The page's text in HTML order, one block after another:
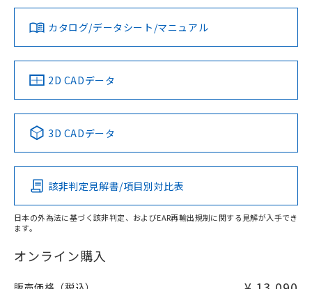
タイムチャート
上、n: 45mm以上
検出領域
ダウンロードデータをご利用いただく前に、以下を必ずお読
みください。
ソフトウェアの使用条件
対応済み
中国 RoHS 注意事項・凡例
Pb Hg Cd Cr(VI)
O
在庫等で未対応品が混在する可能性があります。
問い合わせください。
LR型式承認
（イギリス
船舶規格）
DNV型式承認
（ノルウェー
BV型式承認
（フランス
KR型式
（韓国
No No No No
この製品の規格認証/適合状況ページへ
その他の認証はこちらのページからご検索ください
カタログ/データシート/マニュアル
2D CADデータ
3D CADデータ
該非判定見解書/項目別対比表
日本の外為法に基づく該非判定、およびEAR再輸出規制に関する見解が入手でき
ます。
オンライン購入